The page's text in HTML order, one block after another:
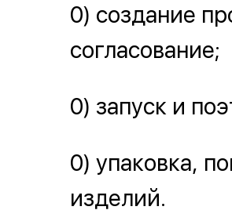
создание
согласование;
запуск и
упаковка,
изделий.